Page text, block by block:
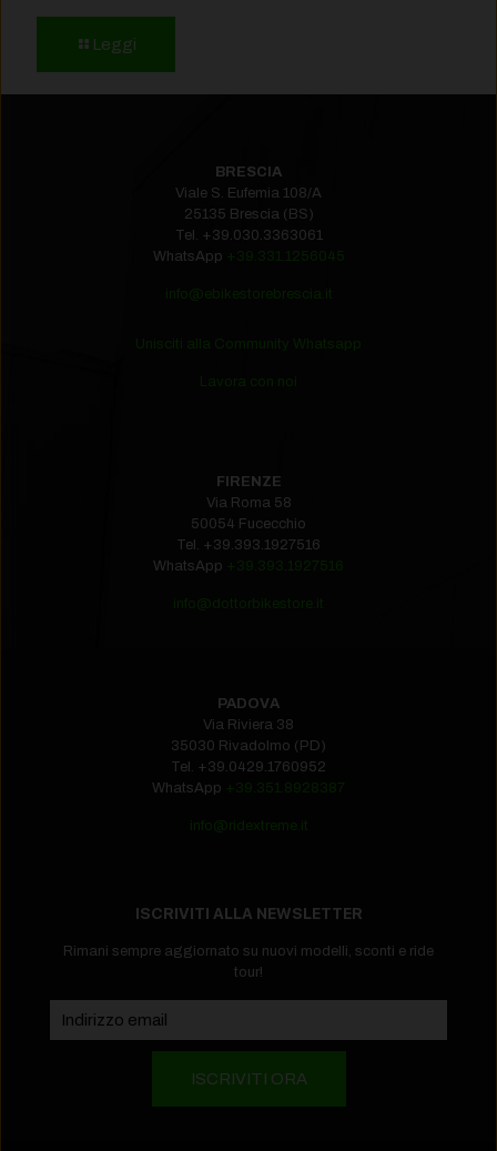
Leggi
BRESCIA
Viale S. Eufemia 108/A
25135 Brescia (BS)
Tel. +39.030.3363061
WhatsApp +39.331.1256045
info@ebikestorebrescia.it
Unisciti alla Community Whatsapp
Lavora con noi
FIRENZE
Via Roma 58
50054 Fucecchio
Tel. +39.393.1927516‬
WhatsApp +39.393.1927516
info@dottorbikestore.it
PADOVA
Via Riviera 38
35030 Rivadolmo (PD)
Tel. +39.0429.1760952‬
WhatsApp +39.351.8928387
info@ridextreme.it
ISCRIVITI ALLA NEWSLETTER
Rimani sempre aggiornato su nuovi modelli, sconti e ride
tour!